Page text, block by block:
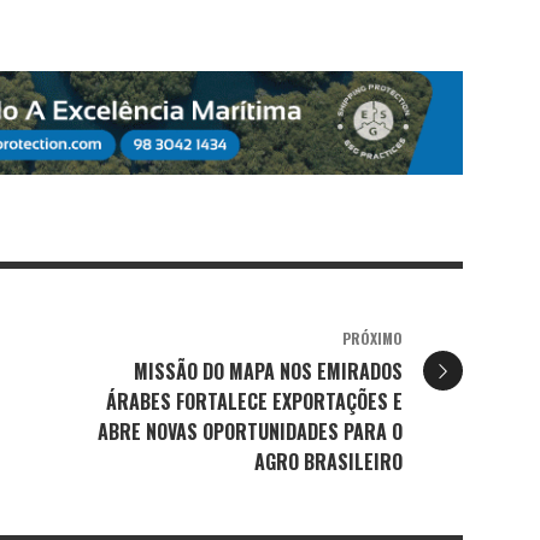
PRÓXIMO
MISSÃO DO MAPA NOS EMIRADOS
ÁRABES FORTALECE EXPORTAÇÕES E
ABRE NOVAS OPORTUNIDADES PARA O
AGRO BRASILEIRO